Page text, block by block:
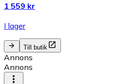
1 559 kr
I lager
Till butik
Annons
Annons